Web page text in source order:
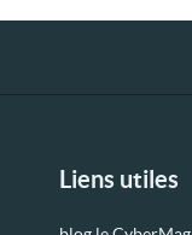
Liens utiles